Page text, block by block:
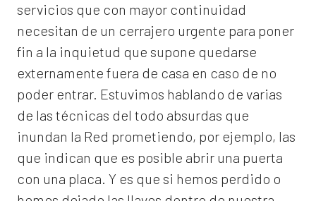
servicios que con mayor continuidad
necesitan de un cerrajero urgente para poner
fin a la inquietud que supone quedarse
externamente fuera de casa en caso de no
poder entrar. Estuvimos hablando de varias
de las técnicas del todo absurdas que
inundan la Red prometiendo, por ejemplo, las
que indican que es posible abrir una puerta
con una placa. Y es que si hemos perdido o